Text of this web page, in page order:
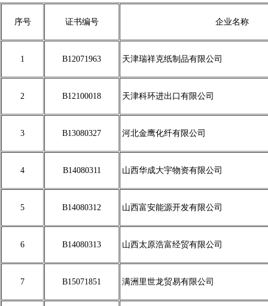
序号 证书编号 企业名称
1 B12071963 天津瑞祥克纸制品有限公司
2 B12100018 天津科环进出口有限公司
3 B13080327 河北金鹰化纤有限公司
4 B14080311 山西华成大宇物资有限公司
5 B14080312 山西富安能源开发有限公司
6 B14080313 山西太原浩富经贸有限公司
7 B15071851 满洲里世龙贸易有限公司